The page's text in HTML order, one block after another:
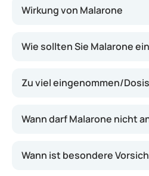
Wirkung von Malarone
Wie sollten Sie Malarone
Zu viel eingenommen/
Wann darf Malarone nicht
Wann ist besondere